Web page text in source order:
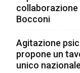
collaborazione
Bocconi
Agitazione
propone un
unico nazionale